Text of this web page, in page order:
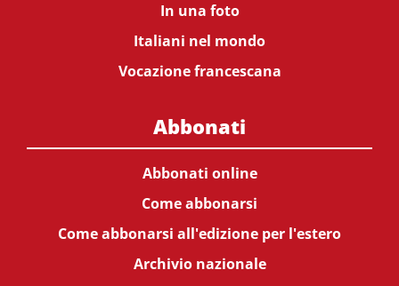
In una foto
Italiani nel mondo
Vocazione francescana
Abbonati
Abbonati online
Come abbonarsi
Come abbonarsi all'edizione per l'estero
Archivio nazionale